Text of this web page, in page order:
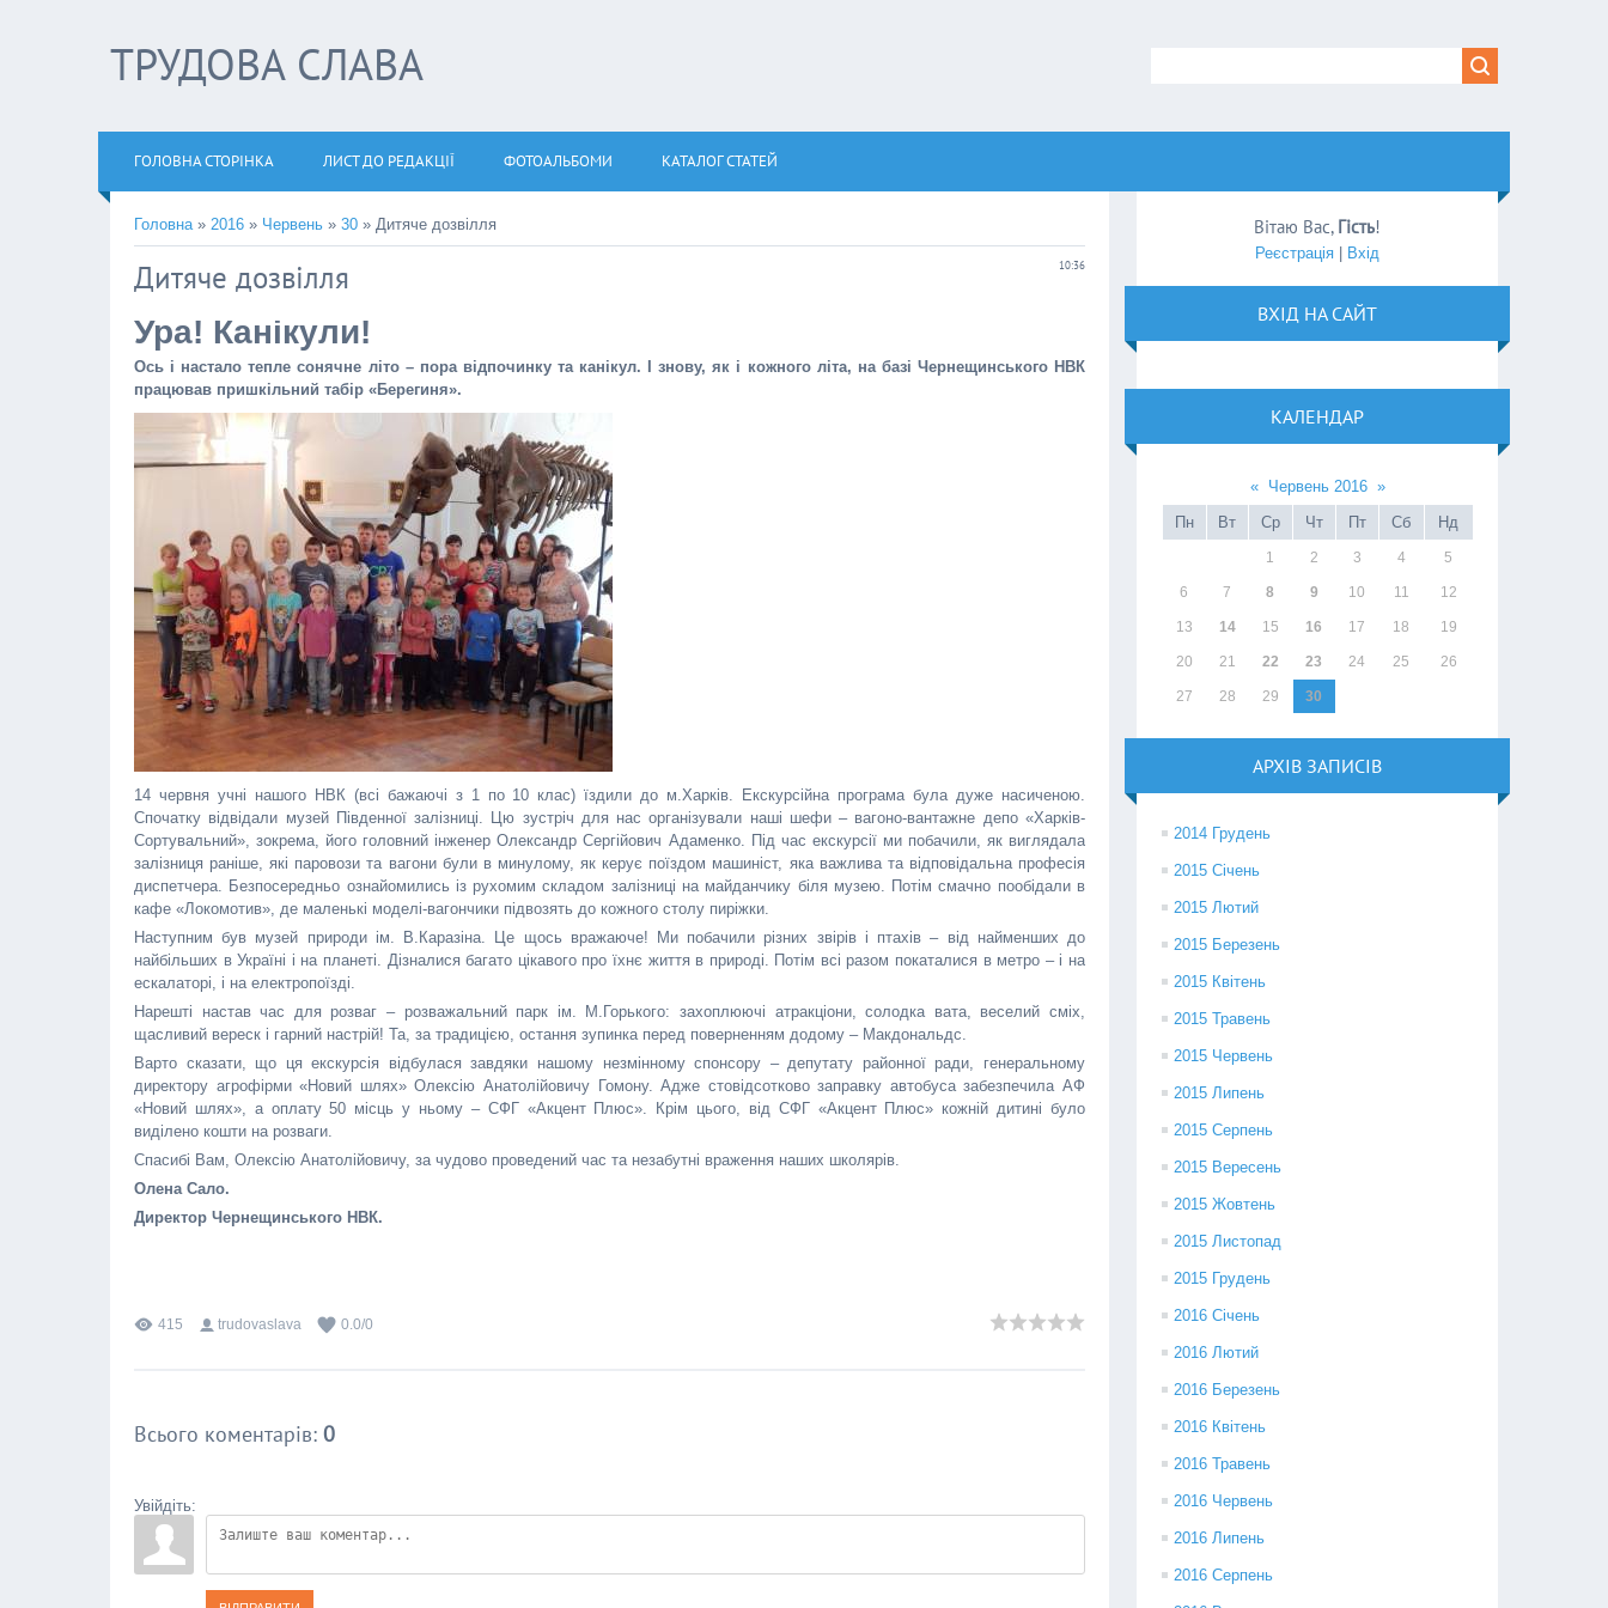
ТРУДОВА СЛАВА
ГОЛОВНА СТОРІНКА ЛИСТ ДО РЕДАКЦІЇ ФОТОАЛЬБОМИ КАТАЛОГ СТАТЕЙ
Головна» 2016 » Червень » 30 » Дитяче дозвілля
10:36
Дитяче дозвілля
Ура! Канікули!
Ось і настало тепле сонячне літо – пора відпочинку та канікул. І знову, як і кожного літа, на базі Чернещинського НВК
працював пришкільний табір «Берегиня».
14 червня учні нашого НВК (всі бажаючі з 1 по 10 клас) їздили до м.Харків. Екскурсійна програма була дуже насиченою.
Спочатку відвідали музей Південної залізниці. Цю зустріч для нас організували наші шефи – вагоно-вантажне депо «Харків-
Сортувальний», зокрема, його головний інженер Олександр Сергійович Адаменко. Під час екскурсії ми побачили, як виглядала
залізниця раніше, які паровози та вагони були в минулому, як керує поїздом машиніст, яка важлива та відповідальна професія
диспетчера. Безпосередньо ознайомились із рухомим складом залізниці на майданчику біля музею. Потім смачно пообідали в
кафе «Локомотив», де маленькі моделі-вагончики підвозять до кожного столу пиріжки.
Наступним був музей природи ім. В.Каразіна. Це щось вражаюче! Ми побачили різних звірів і птахів – від найменших до
найбільших в Україні і на планеті. Дізналися багато цікавого про їхнє життя в природі. Потім всі разом покаталися в метро – і на
ескалаторі, і на електропоїзді.
Нарешті настав час для розваг – розважальний парк ім. М.Горького: захоплюючі атракціони, солодка вата, веселий сміх,
щасливий вереск і гарний настрій! Та, за традицією, остання зупинка перед поверненням додому – Макдональдс.
Варто сказати, що ця екскурсія відбулася завдяки нашому незмінному спонсору – депутату районної ради, генеральному
директору агрофірми «Новий шлях» Олексію Анатолійовичу Гомону. Адже стовідсотково заправку автобуса забезпечила АФ
«Новий шлях», а оплату 50 місць у ньому – СФГ «Акцент Плюс». Крім цього, від СФГ «Акцент Плюс» кожній дитині було
виділено кошти на розваги.
Спасибі Вам, Олексію Анатолійовичу, за чудово проведений час та незабутні враження наших школярів.
Олена Сало.
Директор Чернещинського НВК.
415 trudovaslava 0.0/0
Всього коментарів: 0
Увійдіть:
Вітаю Вас, Гість!
Реєстрація Вхід
ВХІД НА САЙТ
КАЛЕНДАР
« Червень 2016 »
Пн
Вт Ср Чт Пт Сб Нд
1 2 3 4 5
6 7 8 9 10 11 12
13 14 15 16 17 18 19
20 21 22 23 24 25 26
27 28 29 30
АРХІВ ЗАПИСІВ
2014 Грудень
2015 Січень
2015 Лютий
2015 Березень
2015 Квітень
2015 Травень
2015 Червень
2015 Липень
2015 Серпень
2015 Вересень
2015 Жовтень
2015 Листопад
2015 Грудень
2016 Січень
2016 Лютий
2016 Березень
2016 Квітень
2016 Травень
2016 Червень
2016 Липень
2016 Серпень